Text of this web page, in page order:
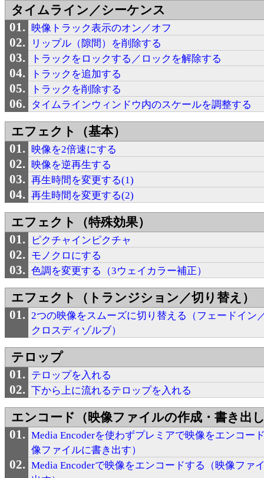
タイムライン／シーケンス
映像トラック表示のオン／オフ
リップル（隙間）を削除する
トラックをロックする／ロックを解除する
トラックを追加する
トラックを削除する
タイムラインウィンドウ内のスケールを調整する
エフェクト（基本）
映像を2倍速にする
映像を逆再生する
再生時間を変更する(1)
再生時間を変更する(2)
エフェクト（特殊効果）
ピクチャインピクチャ
モノクロにする
色調を変更する（3ウェイカラー補正）
エフェクト（トランジション／切り替え）
2つの映像をスムーズに切り替える（フェードイン
クロスディゾルブ）
テロップ
テロップを入れる
下から上に流れるテロップを入れる
エンコード（映像ファイルの作成・書き出
Media Encoderを使わずプレミアで映像をエンコー
像ファイルに書き出す）
Media Encoderで映像をエンコードする（映像ファ